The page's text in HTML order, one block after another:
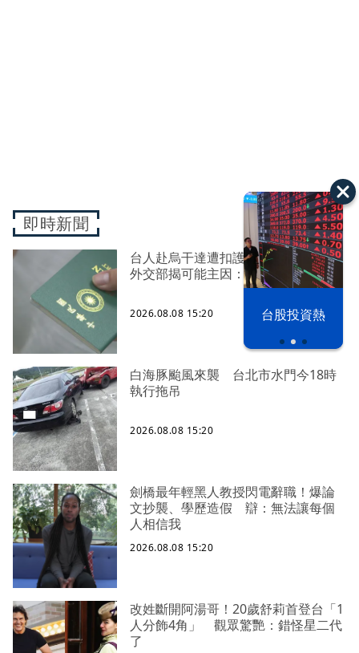
漢光42演習 台股投資熱
即時新聞
台人赴烏干達遭扣護照、原機遣返
外交部揭可能主因：持續交涉
2026.08.08 15:20
白海豚颱風來襲 台北市水門今18時
執行拖吊
2026.08.08 15:20
劍橋最年輕黑人教授閃電辭職！爆論
文抄襲、學歷造假 辯：無法讓每個
人相信我
2026.08.08 15:20
改姓斷開阿湯哥！20歲舒莉首登台「1
人分飾4角」 觀眾驚艷：錯怪星二代
了